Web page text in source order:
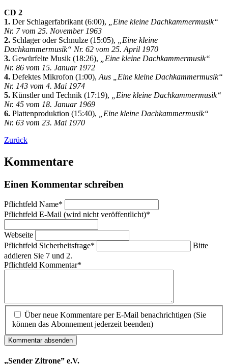
CD 2
1. Der Schlagerfabrikant (6:00),
„Eine kleine Dachkammermusik“
Nr. 7 vom 25. November 1963
2. Schlager oder Schnulze (15:05),
„Eine kleine
Dachkammermusik“ Nr. 62 vom 25. April 1970
3. Gewürfelte Musik (18:26),
„Eine kleine Dachkammermusik“
Nr. 86 vom 15. Januar 1972
4. Defektes Mikrofon (1:00), Aus „Eine kleine Dachkammermusik“
Nr. 143 vom 4. Mai 1974
5. Künstler und Technik (17:19),
„Eine kleine Dachkammermusik“
Nr. 45 vom 18. Januar 1969
6. Plattenproduktion (15:40),
„Eine kleine Dachkammermusik“
Nr. 63 vom 23. Mai 1970
Zurück
Kommentare
Einen Kommentar schreiben
Pflichtfeld Name*
Pflichtfeld E-Mail (wird nicht veröffentlicht)*
Webseite
Pflichtfeld Sicherheitsfrage*
Bitte
addieren Sie 7 und 2.
Pflichtfeld Kommentar*
Über neue Kommentare per E-Mail benachrichtigen (Sie
können das Abonnement jederzeit beenden)
Kommentar absenden
„Sender Zitrone” e.V.